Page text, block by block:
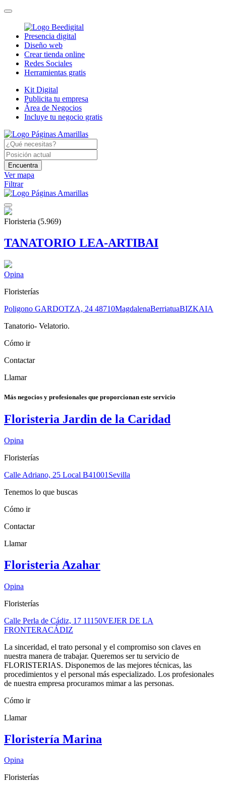
Presencia digital
Diseño web
Crear tienda online
Redes Sociales
Herramientas gratis
Kit Digital
Publicita tu empresa
Área de Negocios
Incluye tu negocio gratis
Encuentra
Ver mapa
Filtrar
Floristeria (5.969)
TANATORIO LEA-ARTIBAI
Opina
Floristerías
Poligono GARDOTZA, 24 48710MagdalenaBerriatuaBIZKAIA
Tanatorio- Velatorio.
Cómo ir
Contactar
Llamar
Más negocios y profesionales que proporcionan este servicio
Floristeria Jardin de la Caridad
Opina
Floristerías
Calle Adriano, 25 Local B41001 Sevilla
Tenemos lo que buscas
Cómo ir
Contactar
Llamar
Floristeria Azahar
Opina
Floristerías
Calle Perla de Cádiz, 17 11150VEJER DE LA
FRONTERACÁDIZ
La sinceridad, el trato personal y el compromiso son claves en
nuestra manera de trabajar. Queremos ser tu servicio de
FLORISTERIAS. Disponemos de las mejores técnicas, las
procedimientos y el personal más especializado. Los profesionales
de nuestra empresa procuramos mimar a las personas.
Cómo ir
Llamar
Floristería Marina
Opina
Floristerías